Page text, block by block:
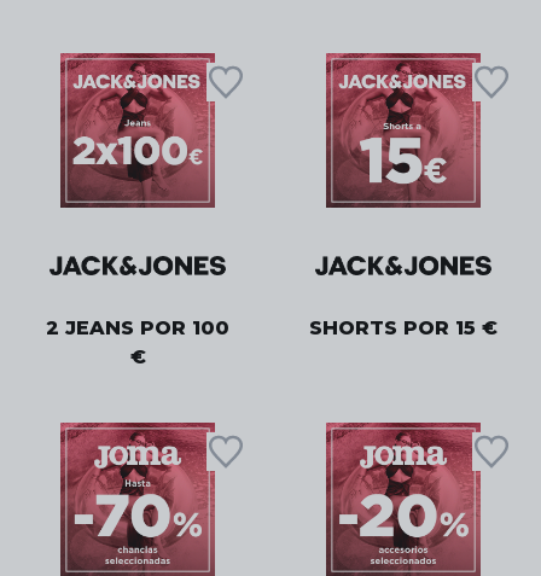
2 JEANS POR 100
€
SHORTS POR 15 €